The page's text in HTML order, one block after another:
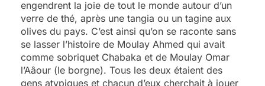
engendrent la joie de tout le monde autour d’un
verre de thé, après une tangia ou un tagine aux
olives du pays. C’est ainsi qu’on se raconte sans
se lasser l’histoire de Moulay Ahmed qui avait
comme sobriquet Chabaka et de Moulay Omar
l’Aâour (le borgne). Tous les deux étaient des
gens atypiques et chacun d’eux cherchait à jouer